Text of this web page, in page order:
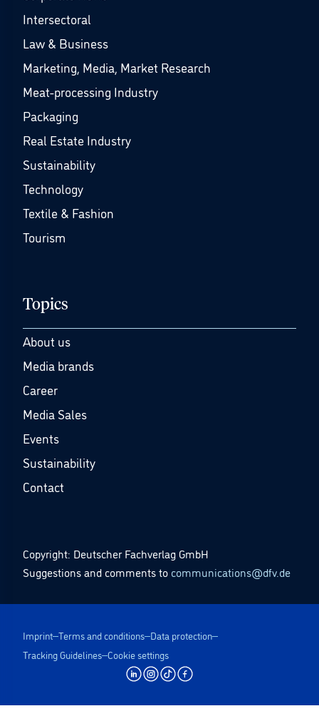
Intersectoral
Law & Business
Marketing, Media, Market Research
Meat-processing Industry
Packaging
Real Estate Industry
Sustainability
Technology
Textile & Fashion
Tourism
Topics
About us
Media brands
Career
Media Sales
Events
Sustainability
Contact
Copyright: Deutscher Fachverlag GmbH
Suggestions and comments to communications@dfv.de
Imprint Terms and conditions Data protection
Tracking Guidelines Cookie settings